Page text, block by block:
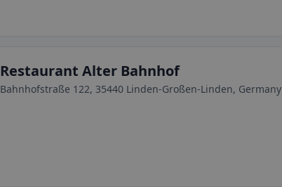
Restaurant Alter Bahnhof
Bahnhofstraße 122, 35440 Linden-Großen-Linden, Germany